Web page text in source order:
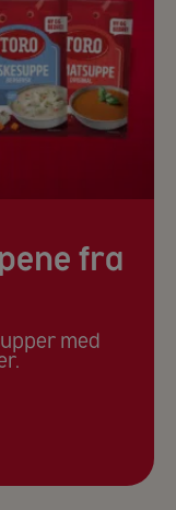
fra
med